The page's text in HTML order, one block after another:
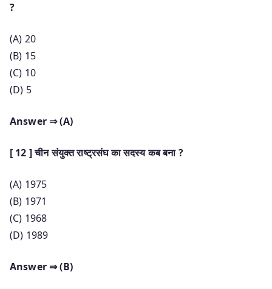
?
(A) 20
(B) 15
(C) 10
(D) 5
Answer ⇒ (A)
[ 12 ] चीन संयुक्त राष्ट्रसंघ का सदस्य कब बना ?
(A) 1975
(B) 1971
(C) 1968
(D) 1989
Answer ⇒ (B)